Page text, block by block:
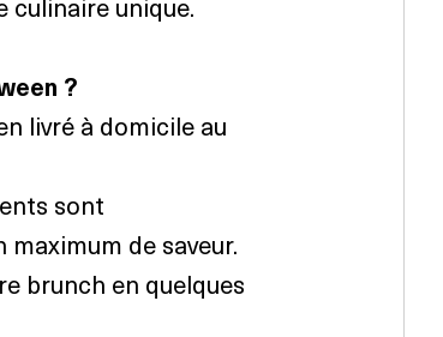
?
livré à domicile au
sont
de saveur.
brunch en quelques